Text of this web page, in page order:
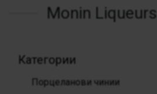
Monin Liqueurs
Категории
Порцеланови чинии